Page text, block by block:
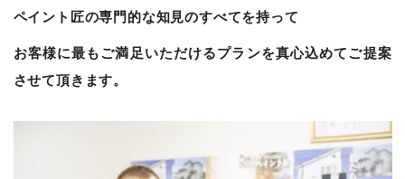
ペイント匠の専門的な知見のすべてを持って
お客様に最もご満足いただけるプランを真心込めてご提案
させて頂きます。